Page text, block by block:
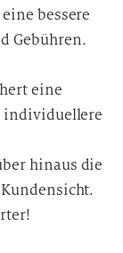
bessere
Gebühren.
eine
individuellere
hinaus die